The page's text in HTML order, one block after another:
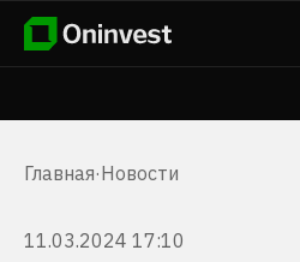
Главная·Новости
11.03.2024 17:10